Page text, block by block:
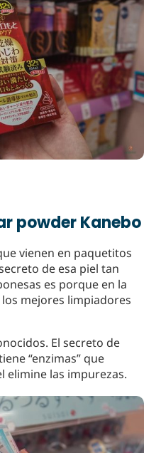
powder Kanebo
vienen en paquetitos
de esa piel tan
es porque en la
mejores limpiadores
El secreto de
“enzimas” que
elimine las impurezas.